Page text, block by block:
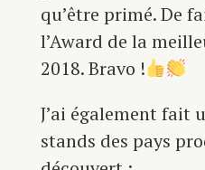
qu’être primé. De
l’Award de la
2018. Bravo !
J’ai également fait
stands des pays